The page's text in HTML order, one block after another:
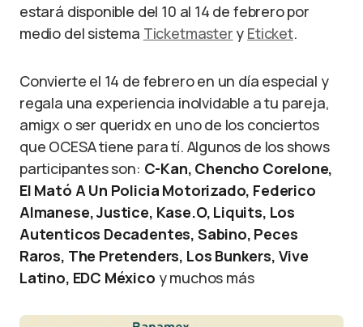
estará disponible del 10 al 14 de febrero por
medio del sistema Ticketmaster y Eticket.
Convierte el 14 de febrero en un día especial y
regala una experiencia inolvidable a tu pareja,
amigx o ser queridx en uno de los conciertos
que OCESA tiene para tí. Algunos de los shows
participantes son: C-Kan, Chencho Corelone,
El Mató A Un Policia Motorizado, Federico
Almanese, Justice, Kase.O, Liquits, Los
Autenticos Decadentes, Sabino, Peces
Raros, The Pretenders, Los Bunkers, Vive
Latino, EDC México y muchos más